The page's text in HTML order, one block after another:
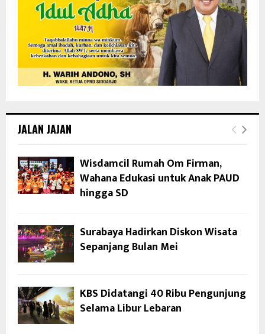
JALAN JAJAN
Wisdamcil Rumah Om Firman,
Wahana Edukasi untuk Anak PAUD
hingga SD
Surabaya Hadirkan Diskon Wisata
Sepanjang Bulan Mei
KBS Didatangi 40 Ribu Pengunjung
Selama Libur Lebaran